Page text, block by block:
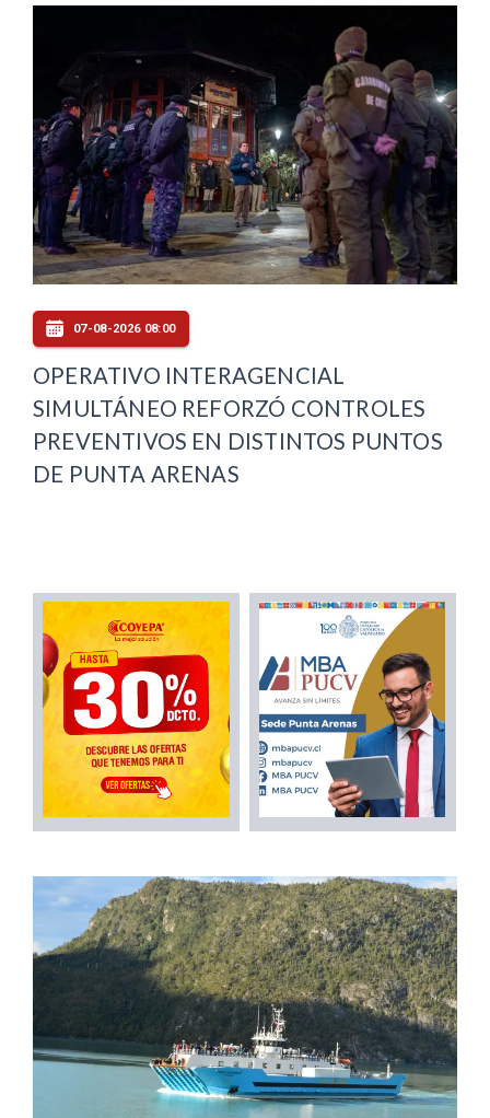
07-08-2026 08:00
OPERATIVO INTERAGENCIAL
SIMULTÁNEO REFORZÓ CONTROLES
PREVENTIVOS EN DISTINTOS PUNTOS
DE PUNTA ARENAS